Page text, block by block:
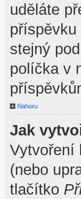
uděláte
stejný
políčka v
Nahoru
Jak
Vytvoření
(nebo
tlačítko